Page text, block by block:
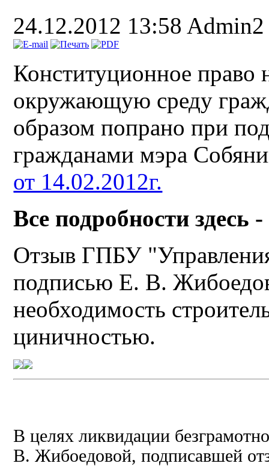
24.12.2012 13:58 Admin2
Конституционное право
окружающую среду
образом попрано при
гражданами мэра
от 14.02.2012г.
Все подробности здесь -
Отзыв ГПБУ
подписью Е. В.
необходимость
циничностью.
В целях ликвидации
В. Жибоедовой, подписавшей